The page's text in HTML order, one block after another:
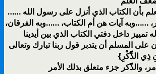
بأن الكتاب الذي أنزل على رسول الله ……
……وبه آيات هن أم الكتاب، ……وبه الفرقان،